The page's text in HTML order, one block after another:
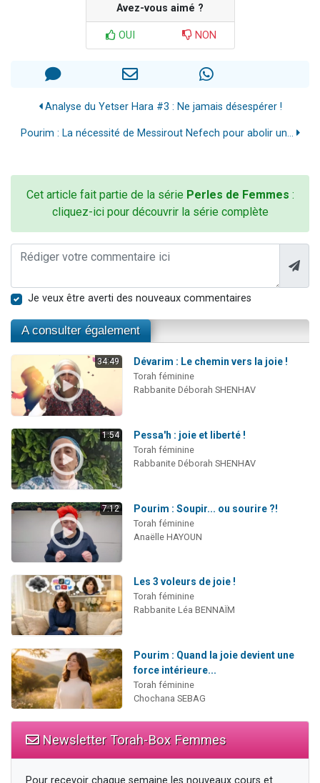
Avez-vous aimé ?
OUI NON
Analyse du Yetser Hara #3 : Ne jamais désespérer !
Pourim : La nécessité de Messirout Nefech pour abolir un...
Cet article fait partie de la série Perles de Femmes :
cliquez-ici pour découvrir la série complète
Je veux être averti des nouveaux commentaires
A consulter également
34:49 Dévarim : Le chemin vers la joie !
Torah féminine
Rabbanite Déborah SHENHAV
1:54 Pessa'h : joie et liberté !
Torah féminine
Rabbanite Déborah SHENHAV
7:12 Pourim : Soupir... ou sourire ?!
Torah féminine
Anaëlle HAYOUN
Les 3 voleurs de joie !
Torah féminine
Rabbanite Léa BENNAÏM
Pourim : Quand la joie devient une
force intérieure...
Torah féminine
Chochana SEBAG
Newsletter Torah-Box Femmes